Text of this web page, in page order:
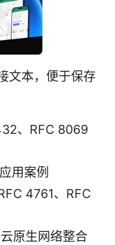
文本，便于保存
、RFC 8069
用案例
4761、RFC
原生网络整合